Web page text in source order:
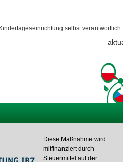
selbst verantwortlich.
Diese Maßnahme wird
mitfinanziert durch
Steuermittel auf der